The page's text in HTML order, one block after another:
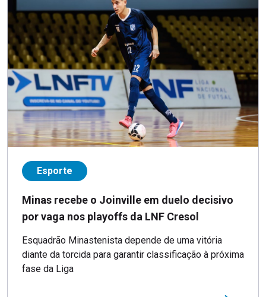
Esporte
Minas recebe o Joinville em duelo decisivo
por vaga nos playoffs da LNF Cresol
Esquadrão Minastenista depende de uma vitória
diante da torcida para garantir classificação à próxima
fase da Liga